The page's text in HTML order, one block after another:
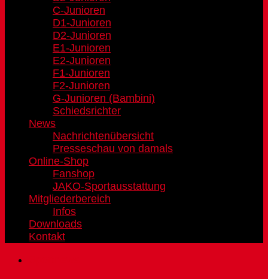
C-Junioren
D1-Junioren
D2-Junioren
E1-Junioren
E2-Junioren
F1-Junioren
F2-Junioren
G-Junioren (Bambini)
Schiedsrichter
News
Nachrichtenübersicht
Presseschau von damals
Online-Shop
Fanshop
JAKO-Sportausstattung
Mitgliederbereich
Infos
Downloads
Kontakt